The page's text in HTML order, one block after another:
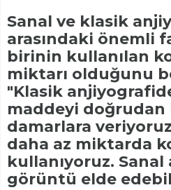
Sanal ve klasik
arasındaki önemli
birinin kullanılan
miktarı olduğunu
"Klasik
maddeyi doğrudan
damarlara
daha az miktarda
kullanıyoruz.
görüntü elde